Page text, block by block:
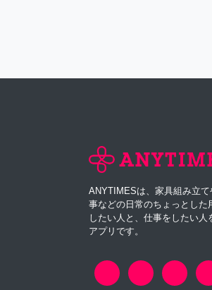
ANYTIMESは、家具組み立て
事などの日常のちょっとした
したい人と、仕事をしたい人
アプリです。